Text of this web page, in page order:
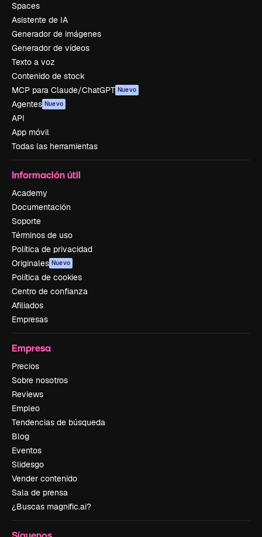
Spaces
Asistente de IA
Generador de imágenes
Generador de vídeos
Texto a voz
Contenido de stock
MCP para Claude/ChatGPT Nuevo
Agentes Nuevo
API
App móvil
Todas las herramientas
Información útil
Academy
Documentación
Soporte
Términos de uso
Política de privacidad
Originales Nuevo
Política de cookies
Centro de confianza
Afiliados
Empresas
Empresa
Precios
Sobre nosotros
Reviews
Empleo
Tendencias de búsqueda
Blog
Eventos
Slidesgo
Vender contenido
Sala de prensa
¿Buscas magnific.ai?